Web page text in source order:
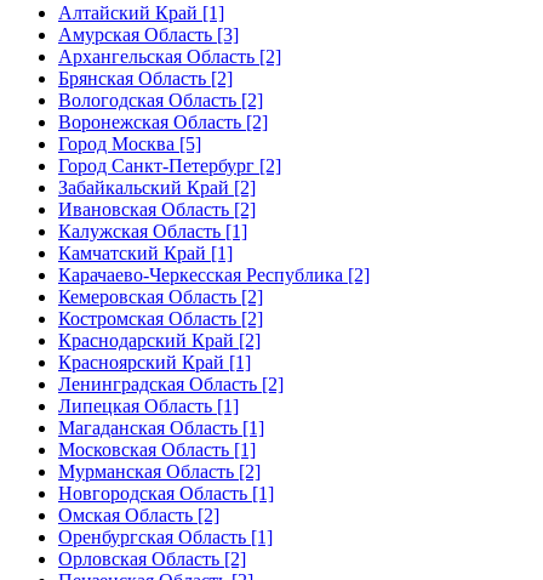
Алтайский Край [1]
Амурская Область [3]
Архангельская Область [2]
Брянская Область [2]
Вологодская Область [2]
Воронежская Область [2]
Город Москва [5]
Город Санкт-Петербург [2]
Забайкальский Край [2]
Ивановская Область [2]
Калужская Область [1]
Камчатский Край [1]
Карачаево-Черкесская Республика [2]
Кемеровская Область [2]
Костромская Область [2]
Краснодарский Край [2]
Красноярский Край [1]
Ленинградская Область [2]
Липецкая Область [1]
Магаданская Область [1]
Московская Область [1]
Мурманская Область [2]
Новгородская Область [1]
Омская Область [2]
Оренбургская Область [1]
Орловская Область [2]